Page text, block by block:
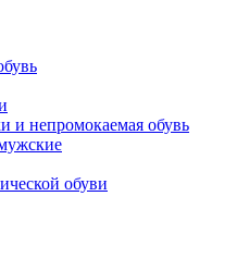
и непромокаемая обувь
обуви